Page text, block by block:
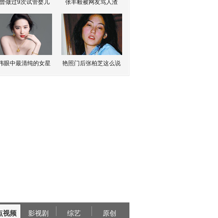
做过9次试管婴儿 张丰毅被网友骂人渣
眼中最清纯的女星 艳照门后张柏芝这么说
视频 影视剧 综艺 原创